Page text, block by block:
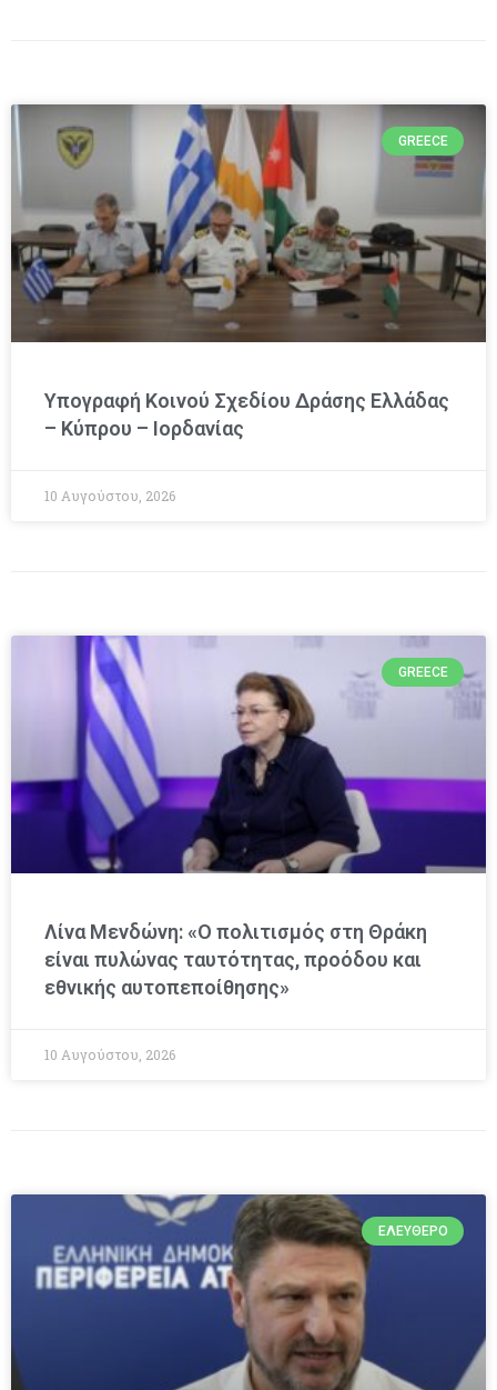
GREECE
Υπογραφή Κοινού Σχεδίου Δράσης Ελλάδας
– Κύπρου – Ιορδανίας
10 Αυγούστου, 2026
GREECE
Λίνα Μενδώνη: «Ο πολιτισμός στη Θράκη
είναι πυλώνας ταυτότητας, προόδου και
εθνικής αυτοπεποίθησης»
10 Αυγούστου, 2026
ΕΛΕΎΘΕΡΟ